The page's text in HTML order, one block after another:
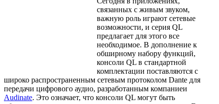
связанных с живым звуком,
важную роль играют сетевые
возможности, и серия QL
предлагает для этого все
необходимое. В дополнение к
обширному набору функций,
консоли QL в стандартной
комплектации поставляются с
широко распространенным сетевым протоколом Dante для
передачи цифрового аудио, разработанным компаниеи
Audinate. Это означает, что консоли QL могут быть